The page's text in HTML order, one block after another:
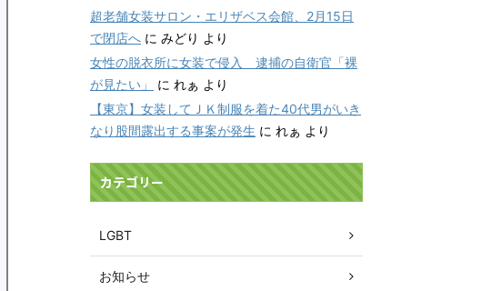
超老舗女装サロン・エリザベス会館、2月15日
で閉店へ に みどり より
女性の脱衣所に女装で侵入 逮捕の自衛官「裸
が見たい」
に れぁ より
【東京】女装してＪＫ制服を着た40代男がいき
なり股間露出する事案が発生 に れぁ より
カテゴリー
LGBT
お知らせ